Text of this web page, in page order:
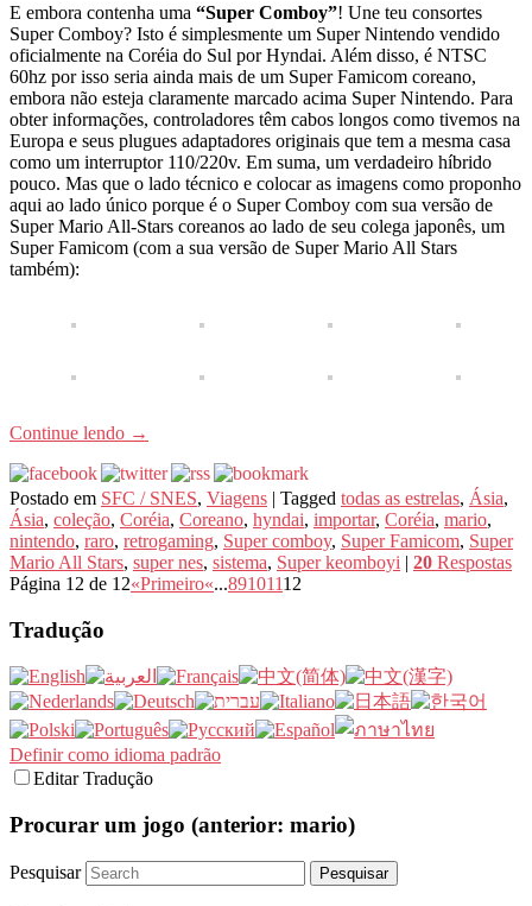
E embora contenha uma “Super Comboy”! Une teu consortes
Super Comboy? Isto é simplesmente um Super Nintendo vendido
oficialmente na Coréia do Sul por Hyndai. Além disso, é NTSC
60hz por isso seria ainda mais de um Super Famicom coreano,
embora não esteja claramente marcado acima Super Nintendo. Para
obter informações, controladores têm cabos longos como tivemos na
Europa e seus plugues adaptadores originais que tem a mesma casa
como um interruptor 110/220v. Em suma, um verdadeiro híbrido
pouco. Mas que o lado técnico e colocar as imagens como proponho
aqui ao lado único porque é o Super Comboy com sua versão de
Super Mario All-Stars coreanos ao lado de seu colega japonês, um
Super Famicom (com a sua versão de Super Mario All Stars
também):
Continue lendo →
Postado em SFC / SNES, Viagens | Tagged todas as estrelas, Ásia,
Ásia, coleção, Coréia, Coreano, hyndai, importar, Coréia, mario,
nintendo, raro, retrogaming, Super comboy, Super Famicom, Super
Mario All Stars, super nes, sistema, Super keomboyi | 20 Respostas
Página 12 de 12«Primeiro«...89101112
Tradução
Definir como idioma padrão
Editar Tradução
Procurar um jogo (anterior: mario)
Pesquisar